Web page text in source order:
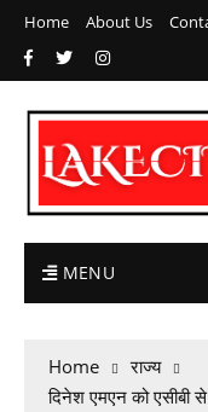
Home About Us
MENU
Home
राज्य
दिनेश एमएन को एसीबी